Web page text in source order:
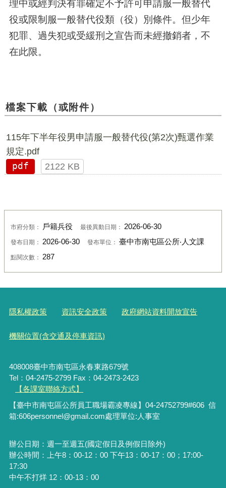
理中或經判決有罪確定不予許可申請服一般替代
役或限制服一般替代役類（役）別條件。但少年
犯罪、過失犯或受緩刑之宣告而未經撤銷者，不
在此限。
檔案下載（或附件）
115年下半年役男申請服一般替代役(第2次)甄選作業
規定.pdf
pdf
2122 KB
市府分類： 戶籍兵役 最後異動日期： 2026-06-30
發布日期： 2026-06-30 發布單位： 臺中市南屯區公所‧人文課
點閱次數： 287
隱私權政策 資訊安全政策 政府網站資料開放宣告
機關位置(含交通及停車資訊)
408008臺中市南屯區永春東路679號
Tel：04-2475-2799 Fax：04-2473-2423
【各課室聯絡方式】
【臺中市南屯區公所員工職場霸凌專線】04-24752799#606 信
箱:606personnel@gmail.com處理單位:人事室
辦公日期：週一至週五(國定假日及例假日除外)
辦公時間：上午8：00-12：00 下午13：00-17：00；17:00-
17:30
中午不打烊 12：00-13：00